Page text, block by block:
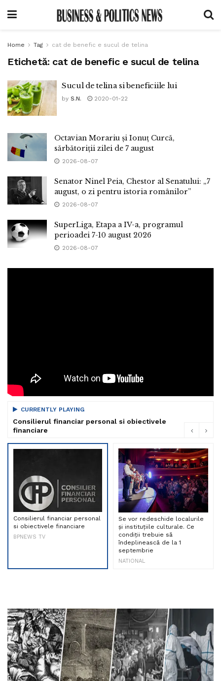
Home Tag cat de benefic e sucul de telina
Etichetă: cat de benefic e sucul de telina
Sucul de telina si beneficiile lui
by S.N. 2020-01-22
Octavian Morariu și Ionuț Curcă,
sărbătoriții zilei de 7 august
2026-08-07
Senator Ninel Peia, Chestor al Senatului: „7
august, o zi pentru istoria românilor”
2026-08-07
SuperLiga, Etapa a IV-a, programul
perioadei 7-10 august 2026
2026-08-07
CURRENTLY PLAYING
Consilierul financiar personal si obiectivele
financiare
Consilierul financiar personal
si obiectivele financiare
BPNEWS TV
Se vor redeschide localurile
și instituțiile culturale. Ce
condiții trebuie să
îndeplinească de la 1
septembrie
NATIONAL